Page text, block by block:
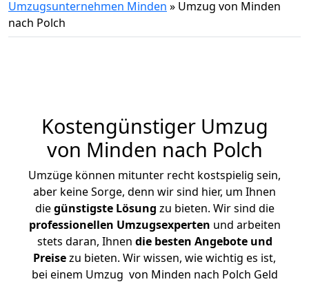
Umzugsunternehmen Minden » Umzug von Minden
nach Polch
Kostengünstiger Umzug
von Minden nach Polch
Umzüge können mitunter recht kostspielig sein,
aber keine Sorge, denn wir sind hier, um Ihnen
diegünstigste Lösung zu bieten. Wir sind die
professionellen Umzugsexperten und arbeiten
stets daran, Ihnen die besten Angebote und
Preisezu bieten. Wir wissen, wie wichtig es ist,
bei einem Umzug von Minden nach Polch Geld